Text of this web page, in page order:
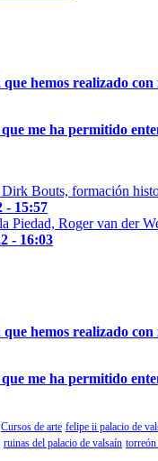
hemos realizado
me ha permitido
- 15:57
- 16:03
hemos realizado
me ha permitido
Cursos de arte felipe ii palacio de
ruinas del palacio de valsaín